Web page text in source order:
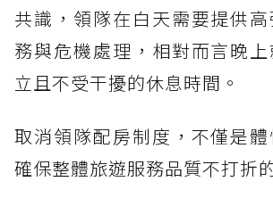
共識，領隊在白天需要提供
務與危機處理，相對而言晚
立且不受干擾的休息時間。
取消領隊配房制度，不僅是
確保整體旅遊服務品質不打折